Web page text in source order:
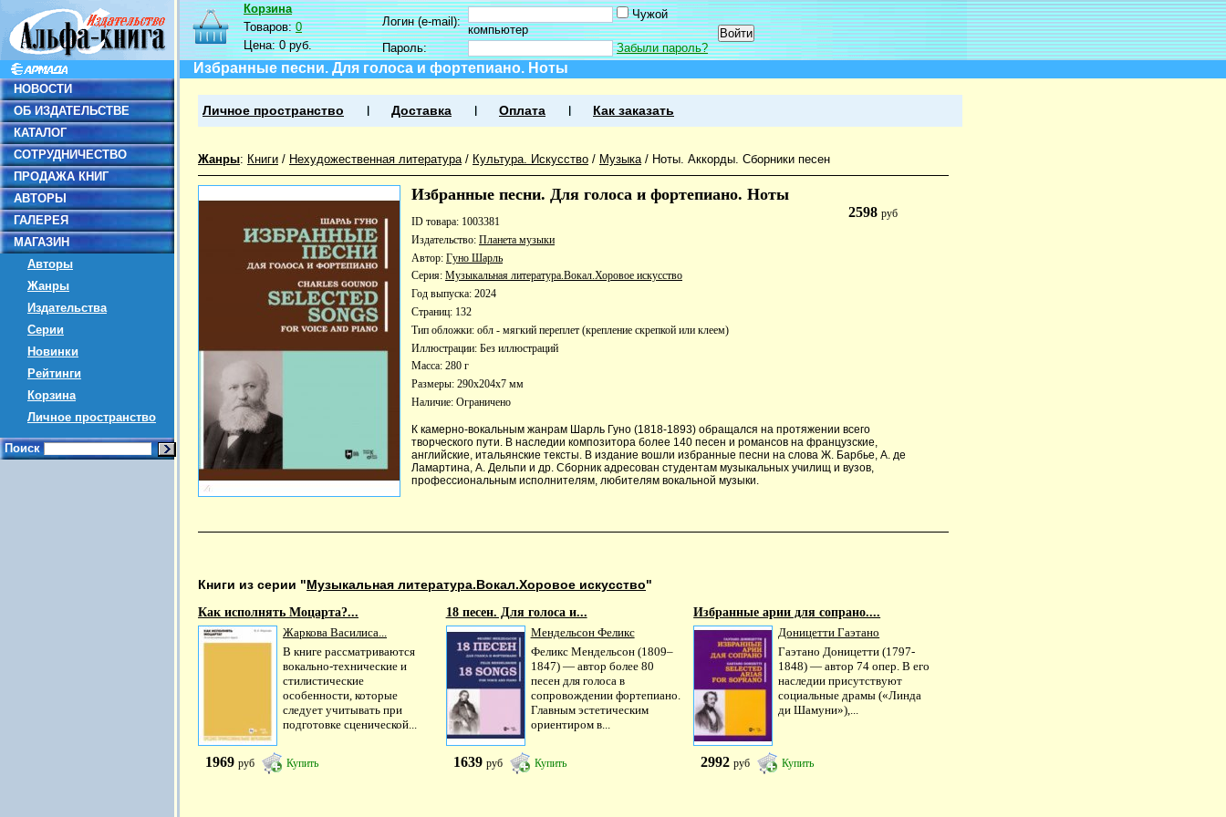
НОВОСТИ
ОБ ИЗДАТЕЛЬСТВЕ
КАТАЛОГ
СОТРУДНИЧЕСТВО
ПРОДАЖА КНИГ
АВТОРЫ
ГАЛЕРЕЯ
МАГАЗИН
Авторы
Жанры
Издательства
Серии
Новинки
Рейтинги
Корзина
Личное пространство
Поиск
Корзина
Товаров:0
Цена:0 руб.
Логин (e-mail):
Чужой
компьютер
Пароль:
Забыли пароль?
Избранные песни. Для голоса и фортепиано. Ноты
Личное пространство Доставка Оплата Как заказать
Жанры: Книги / Нехудожественная литература/ Культура. Искусство / Музыка/ Ноты. Аккорды. Сборники песен
Избранные песни. Для голоса и фортепиано. Ноты
2598руб
ID товара: 1003381
Издательство: Планета музыки
Автор: Гуно Шарль
Серия: Музыкальная литература.Вокал.Хоровое искусство
Год выпуска: 2024
Страниц: 132
Тип обложки: обл - мягкий переплет (крепление скрепкой или клеем)
Иллюстрации: Без иллюстраций
Масса: 280 г
Размеры: 290x204x7 мм
Наличие: Ограничено
К камерно-вокальным жанрам Шарль Гуно (1818-1893) обращался на протяжении всего
творческого пути. В наследии композитора более 140 песен и романсов на французские,
английские, итальянские тексты. В издание вошли избранные песни на слова Ж. Барбье, А. де
Ламартина, А. Дельпи и др. Сборник адресован студентам музыкальных училищ и вузов,
профессиональным исполнителям, любителям вокальной музыки.
Книги из серии "Музыкальная литература.Вокал.Хоровое искусство"
Как исполнять Моцарта?...
Жаркова Василиса...
В книге рассматриваются
вокально-технические и
стилистические
особенности, которые
следует учитывать при
подготовке сценической...
1969 руб Купить
18 песен. Для голоса и...
Мендельсон Феликс
Феликс Мендельсон (1809–
1847) — автор более 80
песен для голоса в
сопровождении фортепиано.
Главным эстетическим
ориентиром в...
1639 руб Купить
Избранные арии для сопрано....
Доницетти Гаэтано
Гаэтано Доницетти (1797-
1848) — автор 74 опер. В его
наследии присутствуют
социальные драмы («Линда
ди Шамуни»),...
2992руб Купить